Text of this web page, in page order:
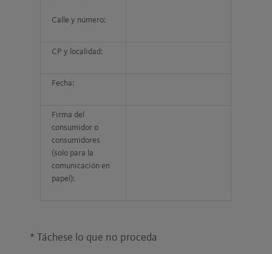
Calle y número:
CP y localidad:
Fecha:
Firma del
consumidor o
consumidores
(solo para la
comunicación en
papel):
* Táchese lo que no proceda